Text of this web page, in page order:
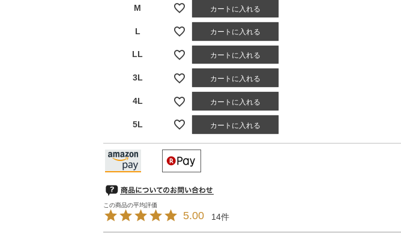
M カートに入れる
L カートに入れる
LL カートに入れる
3L カートに入れる
4L カートに入れる
5L カートに入れる
5.00 14